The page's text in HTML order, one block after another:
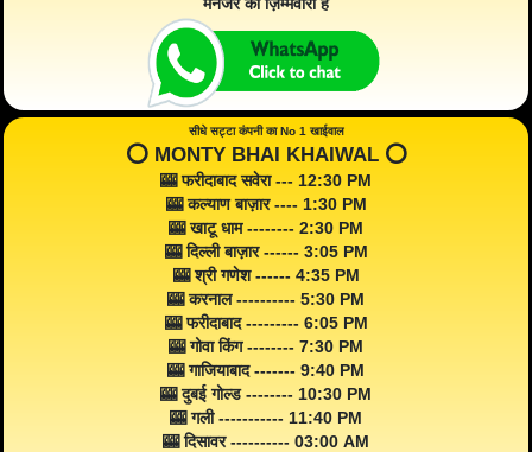
सीधे सट्टा कंपनी का No 1 खाईवाल
⭕️ MONTY BHAI KHAIWAL ⭕️
🎰 फरीदाबाद सवेरा --- 12:30 PM
🎰 कल्याण बाज़ार ---- 1:30 PM
🎰 खाटू धाम -------- 2:30 PM
🎰 दिल्ली बाज़ार ------ 3:05 PM
🎰 श्री गणेश ------ 4:35 PM
🎰 करनाल ---------- 5:30 PM
🎰 फरीदाबाद --------- 6:05 PM
🎰 गोवा किंग -------- 7:30 PM
🎰 गाजियाबाद ------- 9:40 PM
🎰 दुबई गोल्ड -------- 10:30 PM
🎰 गली ----------- 11:40 PM
🎰 दिसावर ---------- 03:00 AM